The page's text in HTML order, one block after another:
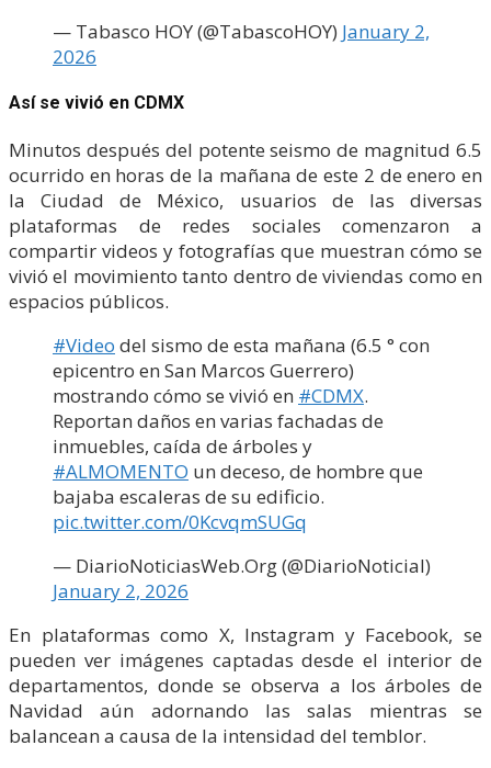
— Tabasco HOY (@TabascoHOY) January 2,
2026
Así se vivió en CDMX
Minutos después del potente seismo de magnitud 6.5
ocurrido en horas de la mañana de este 2 de enero en
la Ciudad de México, usuarios de las diversas
plataformas de redes sociales comenzaron a
compartir videos y fotografías que muestran cómo se
vivió el movimiento tanto dentro de viviendas como en
espacios públicos.
#Video del sismo de esta mañana (6.5 ° con
epicentro en San Marcos Guerrero)
mostrando cómo se vivió en #CDMX.
Reportan daños en varias fachadas de
inmuebles, caída de árboles y
#ALMOMENTO un deceso, de hombre que
bajaba escaleras de su edificio.
pic.twitter.com/0KcvqmSUGq
— DiarioNoticiasWeb.Org (@DiarioNoticiaI)
January 2, 2026
En plataformas como X, Instagram y Facebook, se
pueden ver imágenes captadas desde el interior de
departamentos, donde se observa a los árboles de
Navidad aún adornando las salas mientras se
balancean a causa de la intensidad del temblor.